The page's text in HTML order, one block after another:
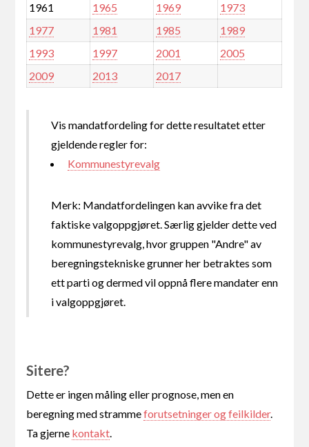
1961
1965 1969
1973
1977
1981 1985
1989
1993
1997 2001
2005
2009
2013 2017
Vis mandatfordeling for dette resultatet etter
gjeldende regler for:
Kommunestyrevalg
Merk: Mandatfordelingen kan avvike fra det
faktiske valgoppgjøret. Særlig gjelder dette ved
kommunestyrevalg, hvor gruppen "Andre" av
beregningstekniske grunner her betraktes som
ett parti og dermed vil oppnå flere mandater enn
i valgoppgjøret.
Sitere?
Dette er ingen måling eller prognose, men en
beregning med strammeforutsetninger og feilkilder.
Ta gjerne kontakt.